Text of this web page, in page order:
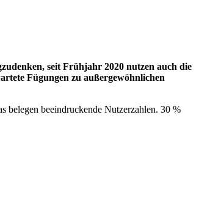
seit Frühjahr 2020 nutzen auch die
Fügungen zu außergewöhnlichen
belegen beeindruckende Nutzerzahlen. 30 %